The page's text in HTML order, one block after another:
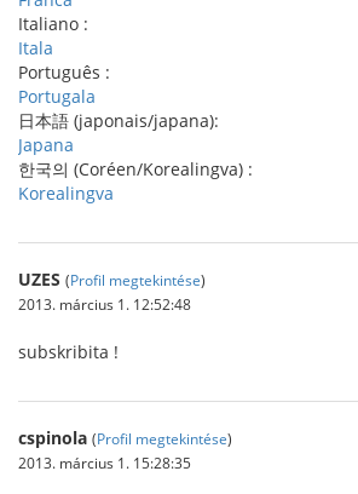
Italiano :
Itala
Português :
Portugala
日本語 (japonais/japana):
Japana
한국의 (Coréen/Korealingva) :
Korealingva
UZES (Profil megtekintése)
2013. március 1. 12:52:48
subskribita !
cspinola (Profil megtekintése)
2013. március 1. 15:28:35